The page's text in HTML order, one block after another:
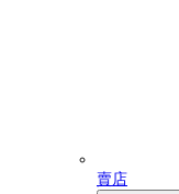
賣店